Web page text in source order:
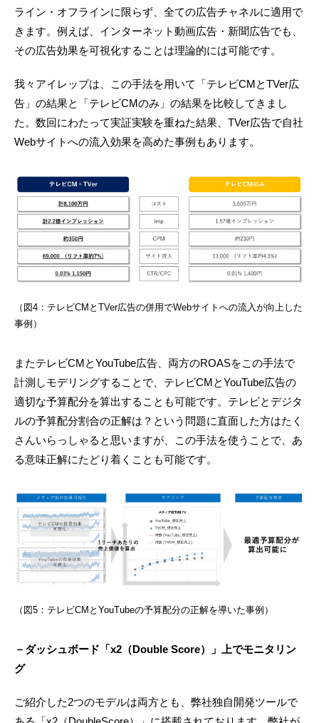
ライン・オフラインに限らず、全ての広告チャネルに適用で
きます。例えば、インターネット動画広告・新聞広告でも、
その広告効果を可視化することは理論的には可能です。
我々アイレップは、この手法を用いて「テレビCMとTVer広
告」の結果と「テレビCMのみ」の結果を比較してきまし
た。数回にわたって実証実験を重ねた結果、TVer広告で自社
Webサイトへの流入効果を高めた事例もあります。
（図4：テレビCMとTVer広告の併用でWebサイトへの流入が向上した
事例）
またテレビCMとYouTube広告、両方のROASをこの手法で
計測しモデリングすることで、テレビCMとYouTube広告の
適切な予算配分を算出することも可能です。テレビとデジタ
ルの予算配分割合の正解は？という問題に直面した方はたく
さんいらっしゃると思いますが、この手法を使うことで、あ
る意味正解にたどり着くことも可能です。
（図5：テレビCMとYouTubeの予算配分の正解を導いた事例）
－ダッシュボード「x2（Double Score）」上でモニタリン
グ
ご紹介した2つのモデルは両方とも、弊社独自開発ツールで